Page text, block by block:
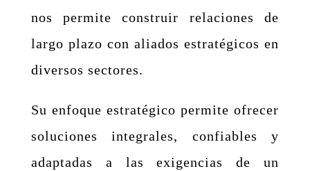
nos permite construir relaciones de
largo plazo con aliados estratégicos en
diversos sectores.
Su enfoque estratégico permite ofrecer
soluciones integrales, confiables y
adaptadas a las exigencias de un